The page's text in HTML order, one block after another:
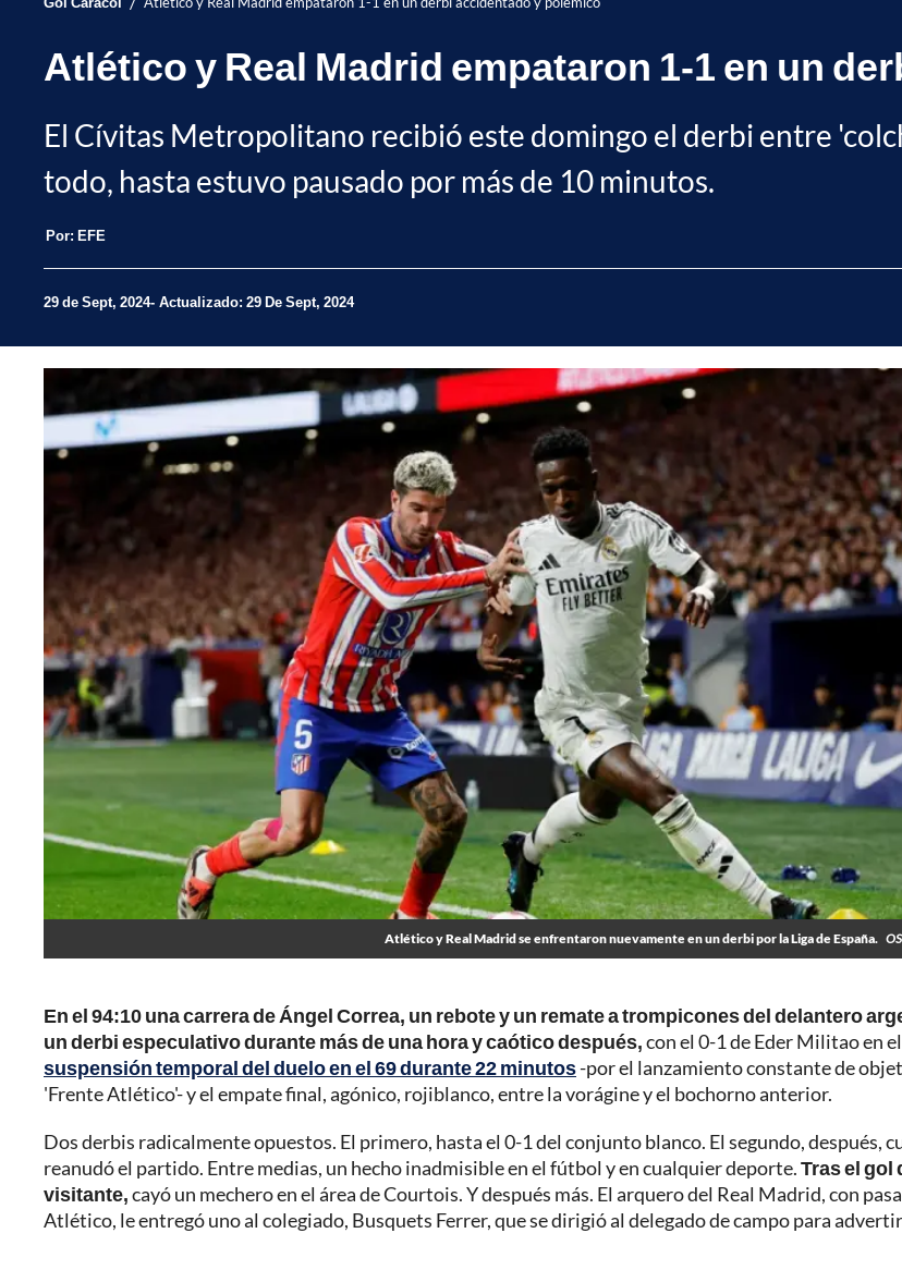
Atlético y Real Madrid empataron 1-1 en un
El Cívitas Metropolitano recibió este domingo el derbi entre
todo, hasta estuvo pausado por más de 10 minutos.
Por: EFE
29 de Sept, 2024 Actualizado: 29 De Sept, 2024
Atlético y Real Madrid se enfrentaron nuevamente en un derbi por la Liga de España.
En el 94:10 una carrera de Ángel Correa, un rebote y un remate a trompicones del delantero
un derbi especulativo durante más de una hora y caótico después,con el 0-1 de Eder Militao en
suspensión temporal del duelo en el 69 durante 22 minutos-por el lanzamiento constante de
'Frente Atlético'- y el empate final, agónico, rojiblanco, entre la vorágine y el bochorno anterior.
Dos derbis radicalmente opuestos. El primero, hasta el 0-1 del conjunto blanco. El segundo, después,
reanudó el partido. Entre medias, un hecho inadmisible en el fútbol y en cualquier deporte.Tras el gol
visitante,cayó un mechero en el área de Courtois. Y después más. El arquero del Real Madrid, con
Atlético, le entregó uno al colegiado, Busquets Ferrer, que se dirigió al delegado de campo para